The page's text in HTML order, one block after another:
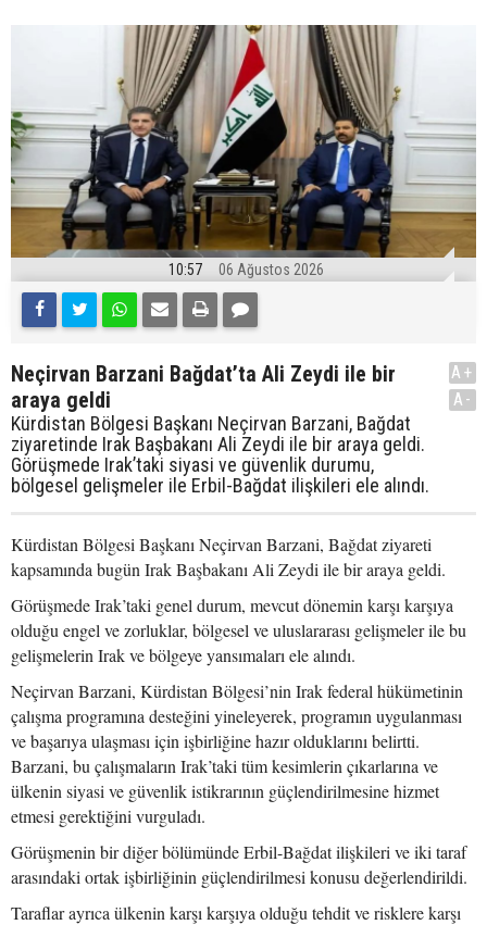
10:57 06 Ağustos 2026
Neçirvan Barzani Bağdat’ta Ali Zeydi ile bir
araya geldi
Kürdistan Bölgesi Başkanı Neçirvan Barzani, Bağdat
ziyaretinde Irak Başbakanı Ali Zeydi ile bir araya geldi.
Görüşmede Irak’taki siyasi ve güvenlik durumu,
bölgesel gelişmeler ile Erbil-Bağdat ilişkileri ele alındı.
A+
A-
Kürdistan Bölgesi Başkanı Neçirvan Barzani, Bağdat ziyareti
kapsamında bugün Irak Başbakanı Ali Zeydi ile bir araya geldi.
Görüşmede Irak’taki genel durum, mevcut dönemin karşı karşıya
olduğu engel ve zorluklar, bölgesel ve uluslararası gelişmeler ile bu
gelişmelerin Irak ve bölgeye yansımaları ele alındı.
Neçirvan Barzani, Kürdistan Bölgesi’nin Irak federal hükümetinin
çalışma programına desteğini yineleyerek, programın uygulanması
ve başarıya ulaşması için işbirliğine hazır olduklarını belirtti.
Barzani, bu çalışmaların Irak’taki tüm kesimlerin çıkarlarına ve
ülkenin siyasi ve güvenlik istikrarının güçlendirilmesine hizmet
etmesi gerektiğini vurguladı.
Görüşmenin bir diğer bölümünde Erbil-Bağdat ilişkileri ve iki taraf
arasındaki ortak işbirliğinin güçlendirilmesi konusu değerlendirildi.
Taraflar ayrıca ülkenin karşı karşıya olduğu tehdit ve risklere karşı